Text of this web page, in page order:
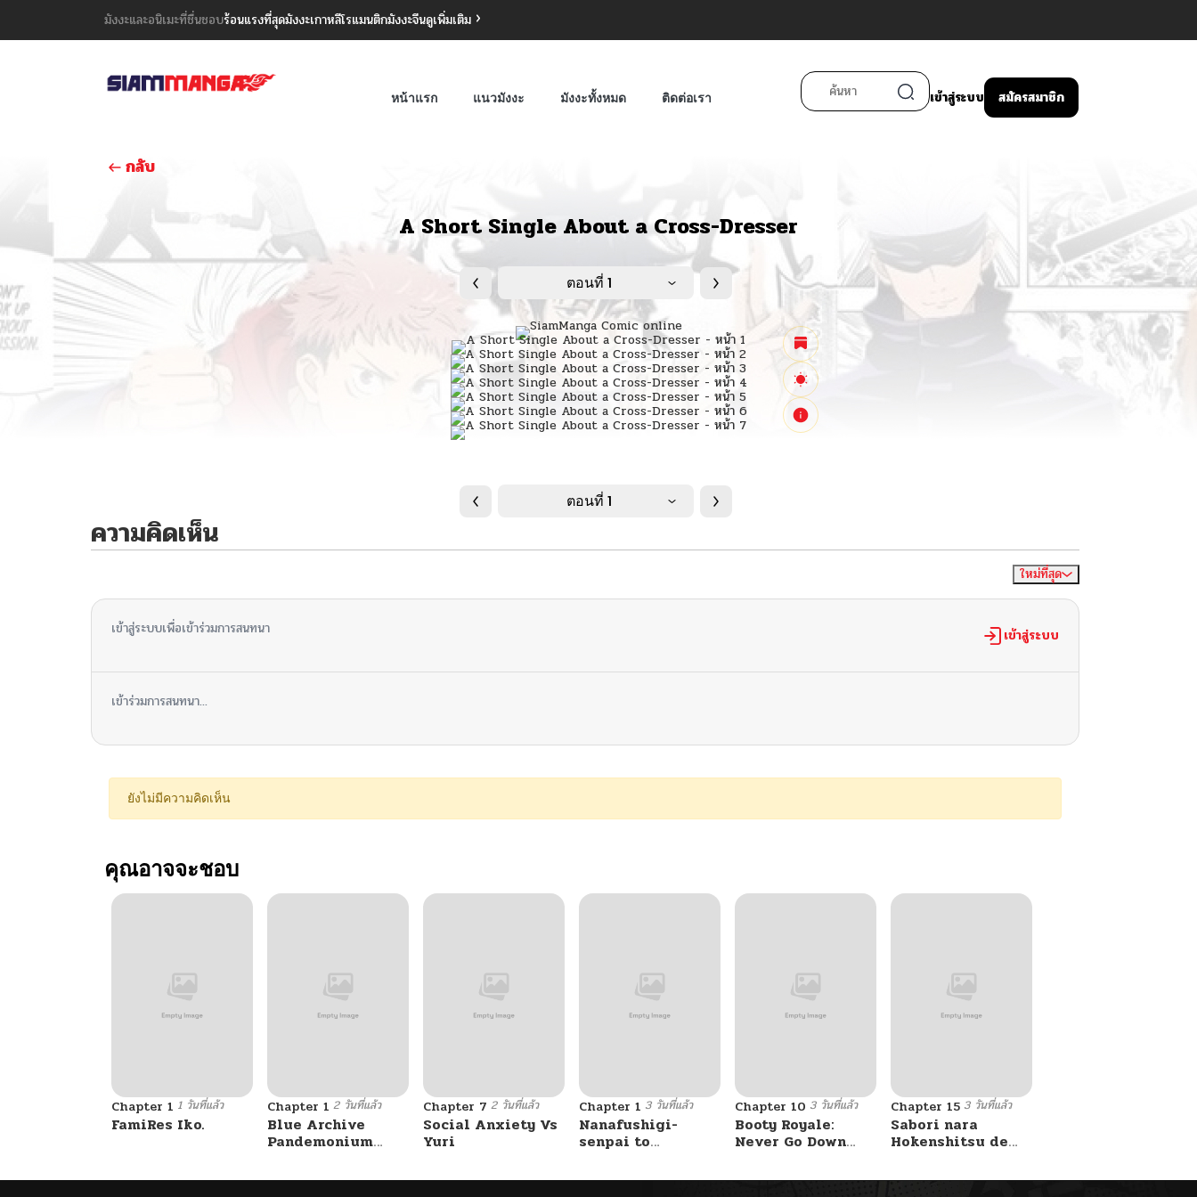
มังงะและอนิเมะที่ชื่นชอบร้อนแรงที่สุดมังงะเกาหลีโรแมนติกมังงะจีนดูเพิ่มเติม
หน้าแรก แนวมังงะ มังงะทั้งหมด ติดต่อเรา เข้าสู่ระบบ สมัครสมาชิก
กลับ
A Short Single About a Cross-Dresser
ตอนที่ 1
ตอนที่ 1
ความคิดเห็น
ใหม่ที่สุด
เข้าสู่ระบบเพื่อเข้าร่วมการสนทนา เข้าสู่ระบบ
เข้าร่วมการสนทนา...
ยังไม่มีความคิดเห็น
คุณอาจจะชอบ
Chapter 1 1 วันที่แล้ว
FamiRes Iko.
Chapter 1 2 วันที่แล้ว
Blue Archive
Pandemonium
Hayashiya
Chapter 7 2 วันที่แล้ว
Social Anxiety Vs
Yuri
Chapter 1 3 วันที่แล้ว
Nanafushigi-
senpai to
Chapter 10 3 วันที่แล้ว
Booty Royale:
Never Go Down
Chapter 15 3 วันที่แล้ว
Sabori nara
Hokenshitsu de